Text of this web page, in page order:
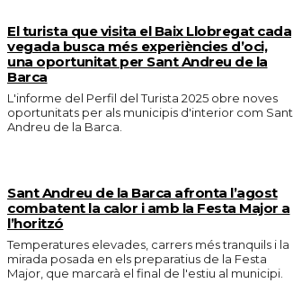
El turista que visita el Baix Llobregat cada
vegada busca més experiències d’oci,
una oportunitat per Sant Andreu de la
Barca
L'informe del Perfil del Turista 2025 obre noves
oportunitats per als municipis d'interior com Sant
Andreu de la Barca.
Sant Andreu de la Barca afronta l’agost
combatent la calor i amb la Festa Major a
l’horitzó
Temperatures elevades, carrers més tranquils i la
mirada posada en els preparatius de la Festa
Major, que marcarà el final de l'estiu al municipi.